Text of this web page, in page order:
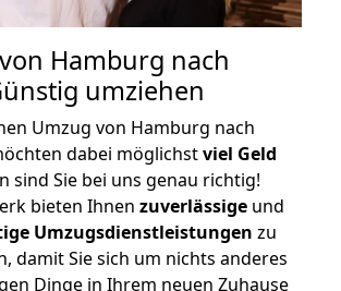
Hamburg nach
umziehen
Umzug von Hamburg nach
dabei möglichstviel Geld
sind Sie bei uns genau richtig!
bieten Ihnen zuverlässige und
Umzugsdienstleistungen zu
damit Sie sich um nichts anderes
Dinge in Ihrem neuen Zuhause